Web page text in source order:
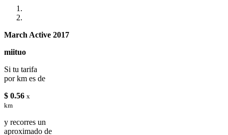
March Active 2017
miituo
Si tu tarifa
por km es de
$ 0.56 x
km
y recorres un
aproximado de